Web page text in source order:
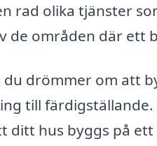
rad olika tjänster
de områden där ett
du drömmer om att
till
ditt hus byggs på